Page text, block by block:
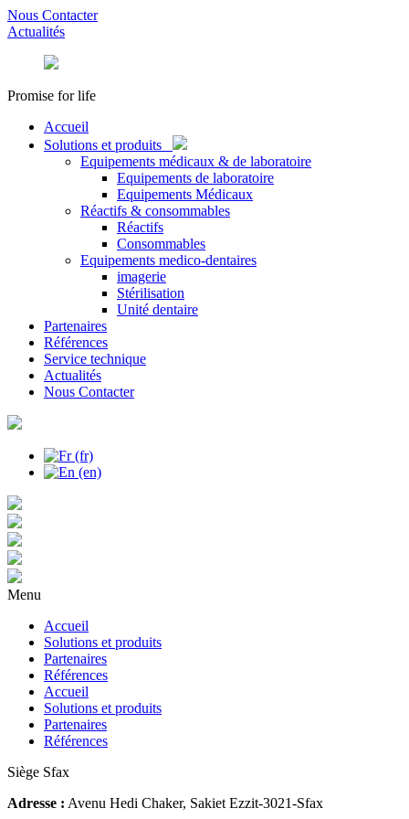
Nous Contacter
Actualités
Promise for life
Accueil
Solutions et produits
Equipements médicaux & de laboratoire
Equipements de laboratoire
Equipements Médicaux
Réactifs & consommables
Réactifs
Consommables
Equipements medico-dentaires
imagerie
Stérilisation
Unité dentaire
Partenaires
Références
Service technique
Actualités
Nous Contacter
Menu
Accueil
Solutions et produits
Partenaires
Références
Accueil
Solutions et produits
Partenaires
Références
Siège Sfax
Adresse : Avenu Hedi Chaker, Sakiet Ezzit-3021-Sfax